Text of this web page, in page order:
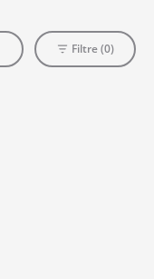
Filtre (0)